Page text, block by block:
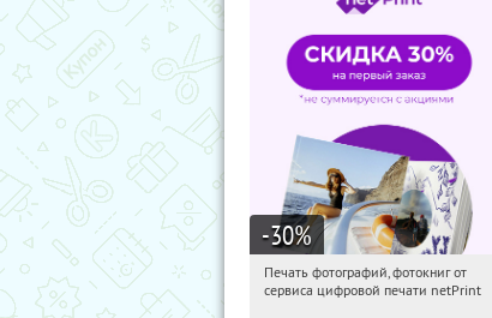
-30%
09:00:42 Получили:
Печать фотографий, фотокниг от
сервиса цифровой печати netPrint